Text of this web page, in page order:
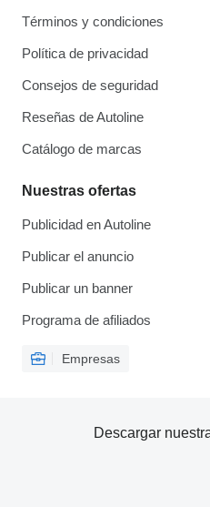
Términos y condiciones
Política de privacidad
Consejos de seguridad
Reseñas de Autoline
Catálogo de marcas
Nuestras ofertas
Publicidad en Autoline
Publicar el anuncio
Publicar un banner
Programa de afiliados
Empresas
Descargar